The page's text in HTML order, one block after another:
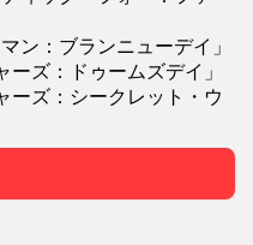
ン：ブランニューデイ」
ズ：ドゥームズデイ」
ズ：シークレット・ウ